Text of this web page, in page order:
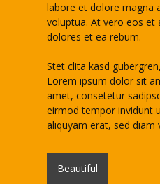
labore et dolore magna
voluptua. At vero eos et
dolores et ea rebum.
Stet clita kasd
Lorem ipsum dolor sit
amet, consetetur
eirmod tempor invidunt
aliquyam erat, sed diam
Beautiful